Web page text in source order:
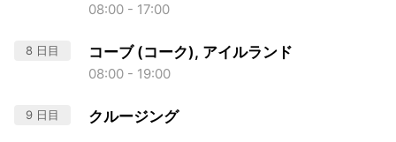
08:00 - 17:00
8 日目 コーブ (コーク), アイルランド
08:00 - 19:00
9 日目 クルージング